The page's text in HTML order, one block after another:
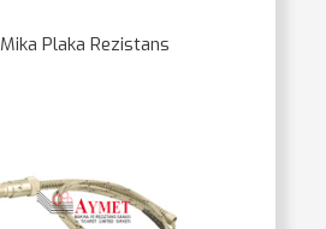
Mika Plaka Rezistans